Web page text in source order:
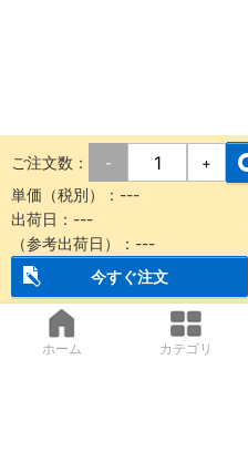
ご注文数： - +
単価（税別）：---
出荷日：---
（参考出荷日）：---
今すぐ注文
ホーム カテゴリ